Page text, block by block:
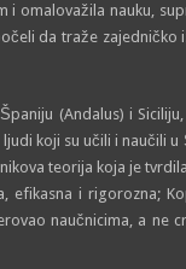
omalovažila nauku,
da traže zajedničko
(Andalus) i
koji su učili i naučili
teorija koja je
efikasna i rigorozna;
naučnicima, a ne